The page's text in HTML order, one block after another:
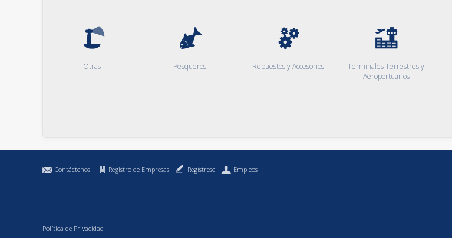
Otras Pesqueros Repuestos y Accesorios
Terminales Terrestres y
Aeroportuarios
Contáctenos Registro de Empresas Regístrese Empleos
Política de Privacidad